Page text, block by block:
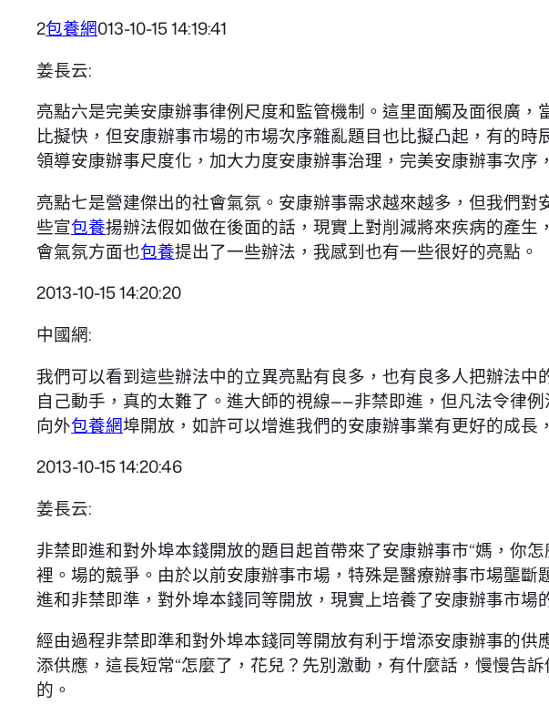
2包養網013-10-15 14:19:41
姜長云:
亮點六是完美安康辦事律例尺度和監管機制。這里面觸及面很廣
比擬快，但安康辦事市場的市場次序雜亂題目也比擬凸起，有的
領導安康辦事尺度化，加大力度安康辦事治理，完美安康辦事次序
亮點七是營建傑出的社會氣氛。安康辦事需求越來越多，但我們對
些宣包養揚辦法假如做在後面的話，現實上對削減將來疾病的產生
會氣氛方面也包養提出了一些辦法，我感到也有一些很好的亮點。
2013-10-15 14:20:20
中國網:
我們可以看到這些辦法中的立異亮點有良多，也有良多人把辦法
自己動手，真的太難了。進大師的視線——非禁即進，但凡法令律
向外包養網埠開放，如許可以增進我們的安康辦事業有更好的成長
2013-10-15 14:20:46
姜長云:
非禁即進和對外埠本錢開放的題目起首帶來了安康辦事市“媽，你
裡。場的競爭。由於以前安康辦事市場，特殊是醫療辦事市場壟
進和非禁即準，對外埠本錢同等開放，現實上培養了安康辦事市場
經由過程非禁即準和對外埠本錢同等開放有利于增添安康辦事的供
添供應，這長短常“怎麼了，花兒？先別激動，有什麼話，慢慢告
的。